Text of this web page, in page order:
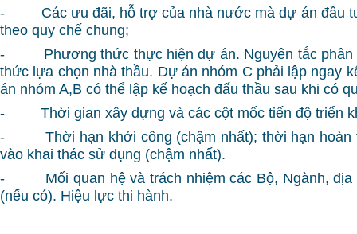
- Các ưu đãi, hỗ trợ của nhà nước mà dự án đầu
theo quy chế chung;
- Phương thức thực hiện dự án. Nguyên tắc phân
thức lựa chọn nhà thầu. Dự án nhóm C phải lập ngay
án nhóm A,B có thể lập kế hoạch đấu thầu sau khi có
- Thời gian xây dựng và các cột mốc tiến độ triển
- Thời hạn khởi công (chậm nhất); thời hạn hoàn
vào khai thác sử dụng (chậm nhất).
- Mối quan hệ và trách nhiệm các Bộ, Ngành, địa
(nếu có). Hiệu lực thi hành.